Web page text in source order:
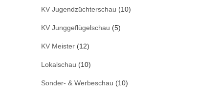
KV Jugendzüchterschau (10)
KV Junggeflügelschau (5)
KV Meister (12)
Lokalschau (10)
Sonder- & Werbeschau (10)